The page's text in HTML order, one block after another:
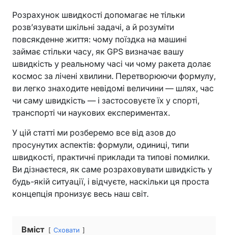
Розрахунок швидкості допомагає не тільки
розв’язувати шкільні задачі, а й розуміти
повсякденне життя: чому поїздка на машині
займає стільки часу, як GPS визначає вашу
швидкість у реальному часі чи чому ракета долає
космос за лічені хвилини. Перетворюючи формулу,
ви легко знаходите невідомі величини — шлях, час
чи саму швидкість — і застосовуєте їх у спорті,
транспорті чи наукових експериментах.
У цій статті ми розберемо все від азов до
просунутих аспектів: формули, одиниці, типи
швидкості, практичні приклади та типові помилки.
Ви дізнаєтеся, як саме розраховувати швидкість у
будь-якій ситуації, і відчуєте, наскільки ця проста
концепція пронизує весь наш світ.
Вміст Сховати